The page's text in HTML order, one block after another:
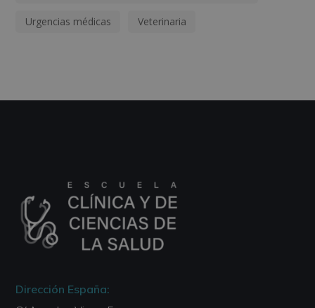
Urgencias médicas Veterinaria
Dirección España: